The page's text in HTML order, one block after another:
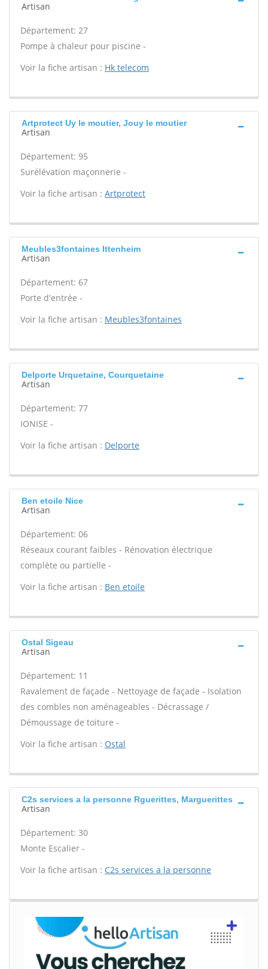
Artisan
Département: 27
Pompe à chaleur pour piscine -
Voir la fiche artisan : Hk telecom
Artprotect Uy le moutier, Jouy le moutier
Artisan
Département: 95
Surélévation maçonnerie -
Voir la fiche artisan : Artprotect
Meubles3fontaines Ittenheim
Artisan
Département: 67
Porte d'entrée -
Voir la fiche artisan : Meubles3fontaines
Delporte Urquetaine, Courquetaine
Artisan
Département: 77
IONISE -
Voir la fiche artisan : Delporte
Ben etoile Nice
Artisan
Département: 06
Réseaux courant faibles - Rénovation électrique
complète ou partielle -
Voir la fiche artisan : Ben etoile
Ostal Sigeau
Artisan
Département: 11
Ravalement de façade - Nettoyage de façade - Isolation
des combles non aménageables - Décrassage /
Démoussage de toiture -
Voir la fiche artisan : Ostal
C2s services a la personne Rguerittes, Marguerittes
Artisan
Département: 30
Monte Escalier -
Voir la fiche artisan : C2s services a la personne